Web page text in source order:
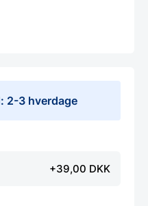
2-3 hverdage
+39,00 DKK